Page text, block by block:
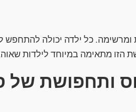
כל ילדה יכולה להתחפש
הזו מתאימה במיוחד לילדות
ותחפושת של